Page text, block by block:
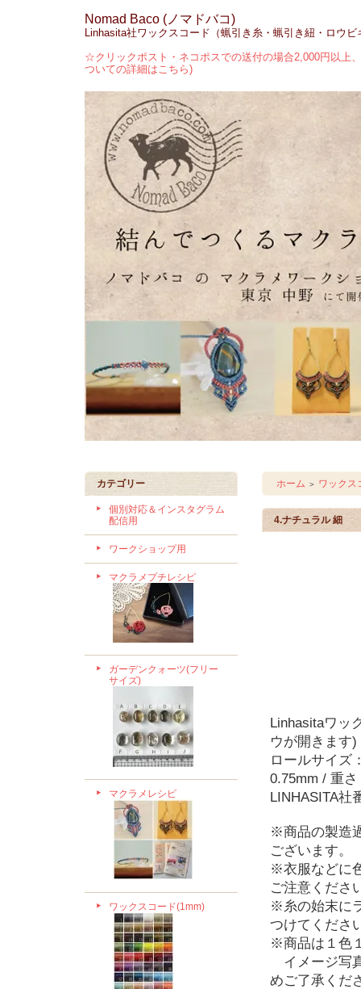
Nomad Baco (ノマドバコ)
Linhasita社ワックスコード（蝋引き糸・蝋引き紐・ロウ
☆クリックポスト・ネコポスでの送付の場合2,000円以上
ついての詳細はこちら)
カテゴリー
個別対応＆インスタグラム
配信用
ワークショップ用
マクラメプチレシピ
ガーデンクォーツ(フリー
サイズ)
マクラメレシピ
ワックスコード(1mm)
ホーム ＞ ワックス
4.ナチュラル 細
Linhasitaワッ
ウが開きます)
ロールサイズ
0.75mm / 重
LINHASITA社
※商品の製造
ございます。
※衣服などに
ご注意くださ
※糸の始末に
つけてくださ
※商品は１色
イメージ写
めご了承くだ